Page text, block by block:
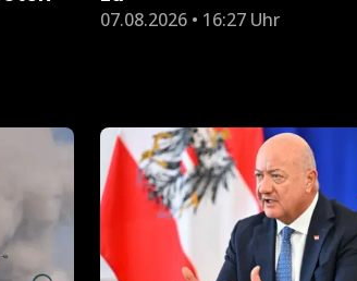
07.08.2026 • 16:27 Uhr